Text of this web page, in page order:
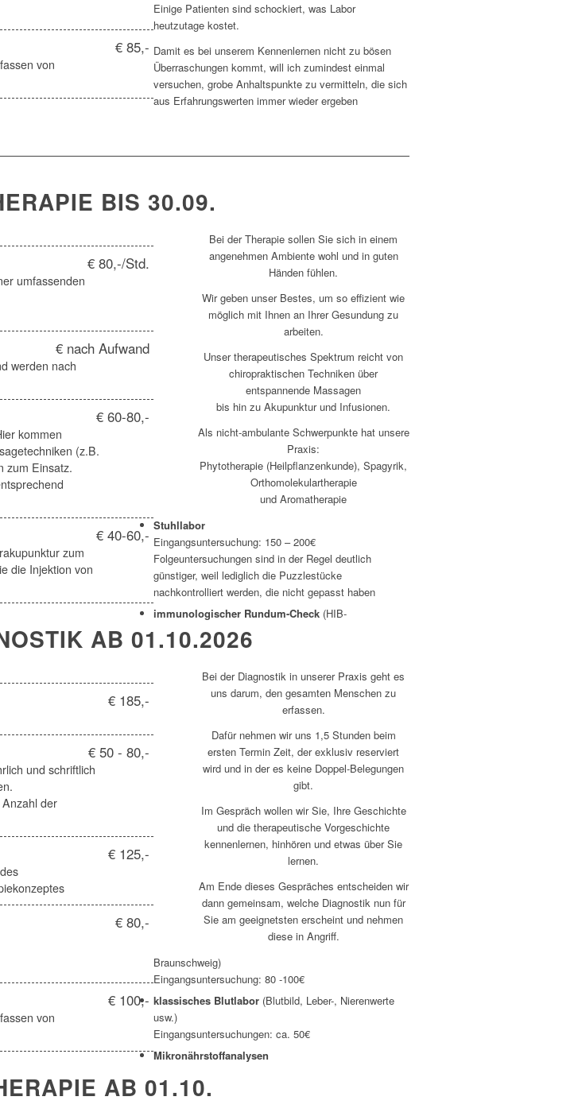
€ 85,-
von
BIS 30.09.
€ 80,-/Std.
umfassenden
€ nach Aufwand
werden nach
€ 60-80,-
kommen
(z.B.
zum Einsatz.
€ 40-60,-
zum
die Injektion von
Bei der Therapie sollen Sie sich in einem
angenehmen Ambiente wohl und in guten
Händen fühlen.
Wir geben unser Bestes, um so effizient wie
möglich mit Ihnen an Ihrer Gesundung zu
arbeiten.
Unser therapeutisches Spektrum reicht von
chiropraktischen Techniken über
entspannende Massagen
bis hin zu Akupunktur und Infusionen.
Als nicht-ambulante Schwerpunkte hat unsere
Praxis:
Phytotherapie (Heilpflanzenkunde), Spagyrik,
Orthomolekulartherapie
und Aromatherapie
AB 01.10.2026
€ 185,-
€ 50 - 80,-
und schriftlich
der
€ 125,-
€ 80,-
€ 100,-
von
Bei der Diagnostik in unserer Praxis geht es
uns darum, den gesamten Menschen zu
erfassen.
Dafür nehmen wir uns 1,5 Stunden beim
ersten Termin Zeit, der exklusiv reserviert
wird und in der es keine Doppel-Belegungen
gibt.
Im Gespräch wollen wir Sie, Ihre Geschichte
und die therapeutische Vorgeschichte
kennenlernen, hinhören und etwas über Sie
lernen.
Am Ende dieses Gespräches entscheiden wir
dann gemeinsam, welche Diagnostik nun für
Sie am geeignetsten erscheint und nehmen
diese in Angriff.
AB 01.10.
Einige Patienten sind schockiert, was Labor
heutzutage kostet.
Damit es bei unserem Kennenlernen nicht zu bösen
Überraschungen kommt, will ich zumindest einmal
versuchen, grobe Anhaltspunkte zu vermitteln, die sich
aus Erfahrungswerten immer wieder ergeben
Stuhllabor
Eingangsuntersuchung: 150 – 200€
Folgeuntersuchungen sind in der Regel deutlich
günstiger, weil lediglich die Puzzlestücke
nachkontrolliert werden, die nicht gepasst haben
immunologischer Rundum-Check (HIB-
Braunschweig)
Eingangsuntersuchung: 80 -100€
klassisches Blutlabor (Blutbild, Leber-, Nierenwerte
usw.)
Eingangsuntersuchungen: ca. 50€
Mikronährstoffanalysen